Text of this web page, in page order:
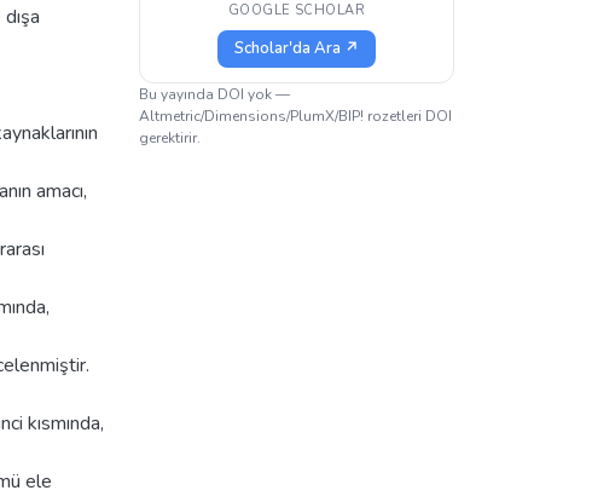
amacı,
kısmında,
ele
GOOGLE SCHOLAR
Scholar'da Ara ↗
Bu yayında DOI yok —
Altmetric/Dimensions/PlumX/BIP! rozetleri DOI
gerektirir.